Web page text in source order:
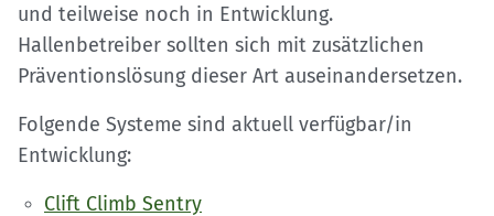
und teilweise noch in Entwicklung.
Hallenbetreiber sollten sich mit zusätzlichen
Präventionslösung dieser Art auseinandersetzen.
Folgende Systeme sind aktuell verfügbar/in
Entwicklung:
Clift Climb Sentry